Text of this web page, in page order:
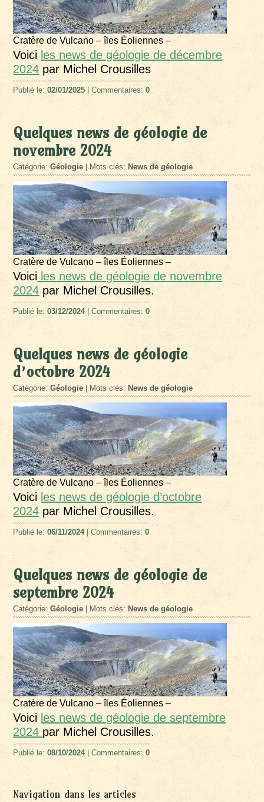
Cratère de Vulcano – îles Éoliennes –
Voici les news de géologie de décembre
2024 par Michel Crousilles
Publié le:02/01/2025 | Commentaires:0
Quelques news de géologie de
novembre 2024
Catégorie:Géologie | Mots clés: News de géologie
Cratère de Vulcano – îles Éoliennes –
Voici les news de géologie de novembre
2024 par Michel Crousilles.
Publié le:03/12/2024| Commentaires:0
Quelques news de géologie
d’octobre 2024
Catégorie:Géologie | Mots clés:News de géologie
Cratère de Vulcano – îles Éoliennes –
Voici les news de géologie d’octobre
2024 par Michel Crousilles.
Publié le:06/11/2024| Commentaires:0
Quelques news de géologie de
septembre 2024
Catégorie:Géologie | Mots clés: News de géologie
Cratère de Vulcano – îles Éoliennes –
Voici les news de géologie de septembre
2024 par Michel Crousilles.
Publié le:08/10/2024| Commentaires:0
Navigation dans les articles